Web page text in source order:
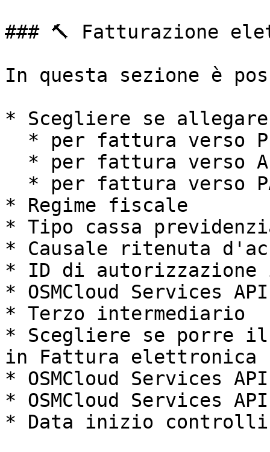
### 🔨 Fatturazione
In questa sezione è
* Scegliere se allegare
* Regime fiscale
* Tipo cassa
* Causale ritenuta
* ID di autorizzazione
* OSMCloud Services
* Terzo intermediario
* Scegliere se porre il
in Fattura elettronica
* OSMCloud Services API
* OSMCloud Services
* Data inizio